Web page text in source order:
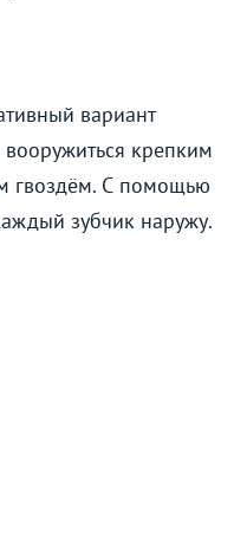
вариант
крепким
гвоздём. С помощью
зубчик наружу.